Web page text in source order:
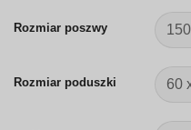
Rozmiar poszwy
Rozmiar poduszki